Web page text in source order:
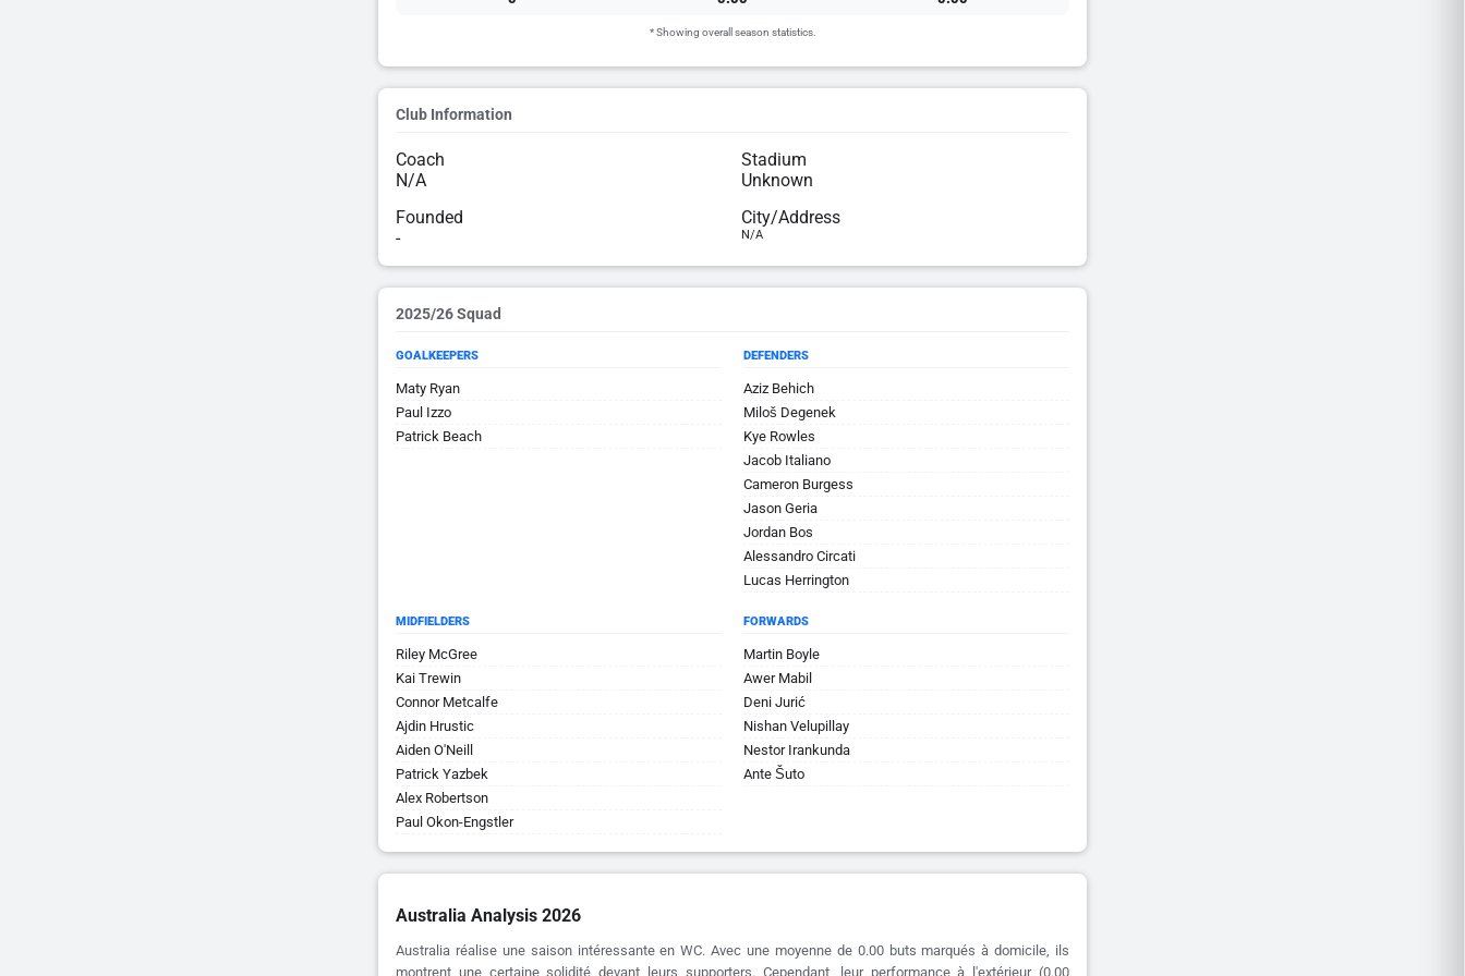
* Showing overall season statistics.
Club Information
Coach
N/A
Stadium
Unknown
Founded
-
City/Address
N/A
2025/26 Squad
GOALKEEPERS
Maty Ryan
Paul Izzo
Patrick Beach
DEFENDERS
Aziz Behich
Miloš Degenek
Kye Rowles
Jacob Italiano
Cameron Burgess
Jason Geria
Jordan Bos
Alessandro Circati
Lucas Herrington
MIDFIELDERS
Riley McGree
Kai Trewin
Connor Metcalfe
Ajdin Hrustic
Aiden O'Neill
Patrick Yazbek
Alex Robertson
Paul Okon-Engstler
FORWARDS
Martin Boyle
Awer Mabil
Deni Jurić
Nishan Velupillay
Nestor Irankunda
Ante Šuto
Australia Analysis 2026
Australia réalise une saison intéressante en WC. Avec une moyenne de 0.00 buts marqués à domicile, ils
montrent une certaine solidité devant leurs supporters. Cependant, leur performance à l'extérieur (0.00